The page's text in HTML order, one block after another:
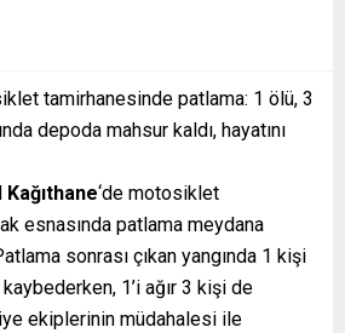
tamirhanesinde patlama: 1 ölü, 3
depoda mahsur kaldı, hayatını
Kağıthane‘de motosiklet
esnasında patlama meydana
sonrası çıkan yangında 1 kişi
1’i ağır 3 kişi de
ekiplerinin müdahalesi ile